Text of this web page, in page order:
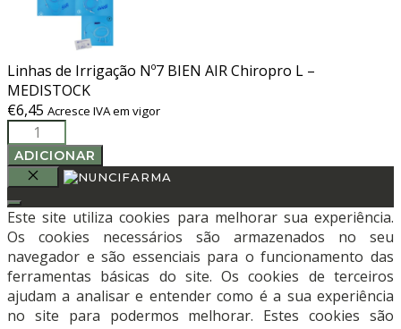
Linhas de Irrigação Nº7 BIEN AIR Chiropro L –
MEDISTOCK
€6,45 Acresce IVA em vigor
Quantidade
de
Linhas
de
Irrigação
Nº7
BIEN
AIR
Chiropro
L
ADICIONAR
Este site utiliza cookies para melhorar sua experiência.
Os cookies necessários são armazenados no seu
navegador e são essenciais para o funcionamento das
ferramentas básicas do site. Os cookies de terceiros
ajudam a analisar e entender como é a sua experiência
no site para podermos melhorar. Estes cookies são